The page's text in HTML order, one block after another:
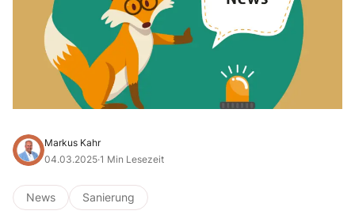
Markus Kahr
04.03.2025·1 Min Lesezeit
News Sanierung